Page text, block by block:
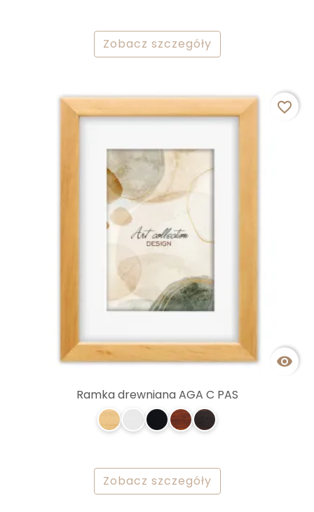
Zobacz szczegóły

favorite_border
Ramka drewniana AGA C PAS
Zobacz szczegóły